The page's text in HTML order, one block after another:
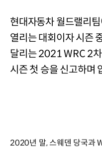
현대자동차 월드랠리
열리는 대회이자 시즌
달리는 2021 WRC 2
시즌 첫 승을 신고하며
2020년 말, 스웨덴 당국과